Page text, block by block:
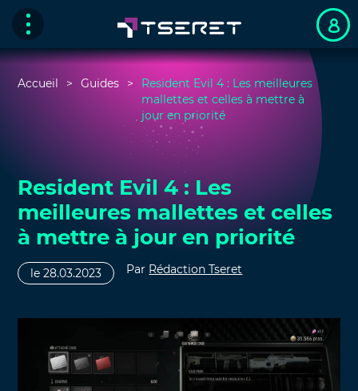
Accueil Guides
Resident Evil 4 : Les meilleures
mallettes et celles à mettre à
jour en priorité
Resident Evil 4 : Les
meilleures mallettes et celles
à mettre à jour en priorité
le 28.03.2023 Par Rédaction Tseret